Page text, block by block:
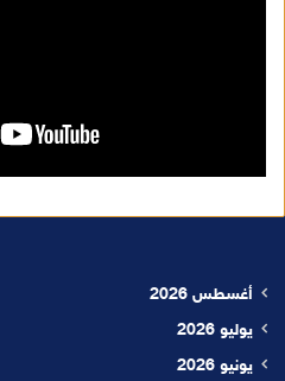
أغسطس 2026
يوليو 2026
يونيو 2026